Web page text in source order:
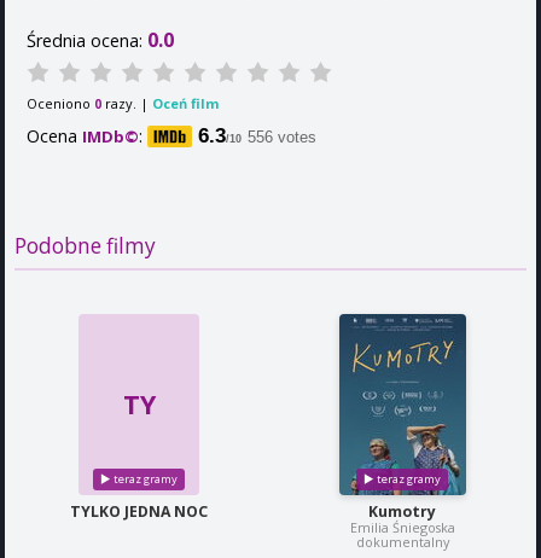
Średnia ocena: 0.0
Oceniono 0 razy. | Oceń film
Ocena IMDb©: 6.3/10 556 votes
Podobne filmy
TY
TYLKO JEDNA NOC Kumotry
Emilia Śniegoska
dokumentalny